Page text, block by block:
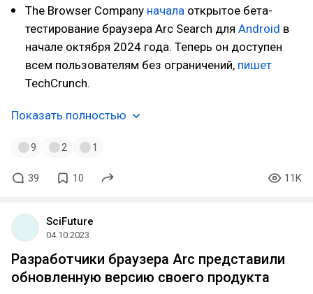
The Browser Company начала открытое бета-
тестирование браузера Arc Search для Android в
начале октября 2024 года. Теперь он доступен
всем пользователям без ограничений, пишет
TechCrunch.
Показать полностью
9 2 1
39 10 11K
SciFuture
04.10.2023
Разработчики браузера Arc представили
обновленную версию своего продукта